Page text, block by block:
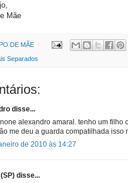
Mãe
DE MÃE
Separados
disse...
alexandro amaral. tenho um filho
me deu a guarda compatilhada isso
de 2010 às 14:27
disse...